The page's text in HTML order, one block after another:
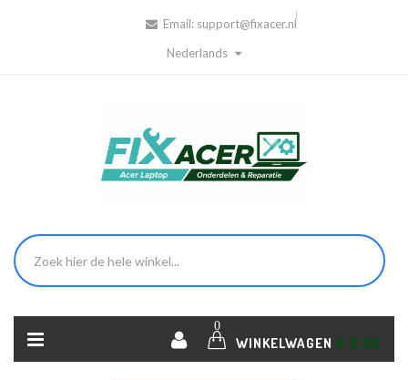
Email: support@fixacer.nl
Nederlands
0
WINKELWAGEN € 0,00